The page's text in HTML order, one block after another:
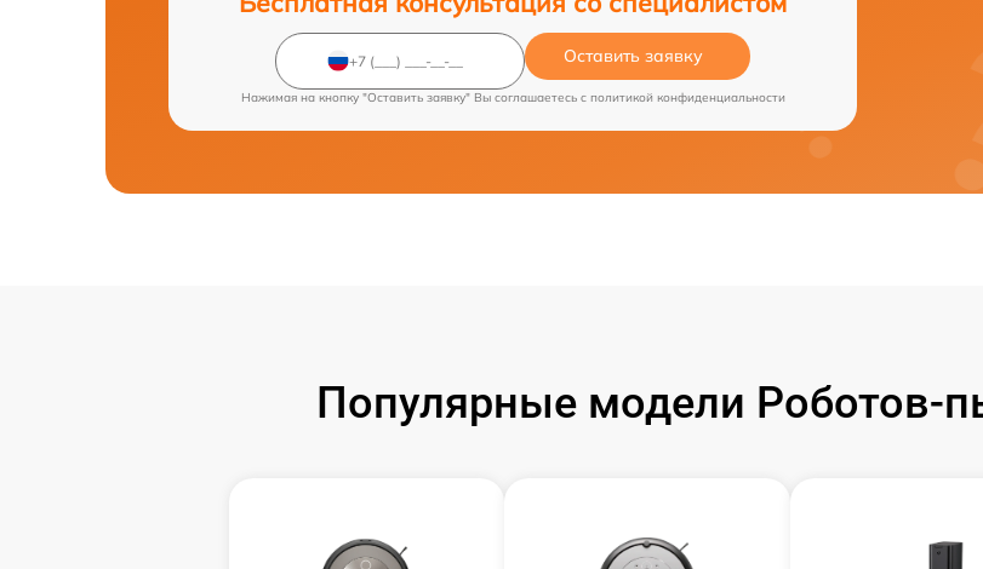
Оставить заявку
Нажимая на кнопку "Оставить заявку" Вы соглашаетесь c политикой конфиденциальности
Популярные модели Роботов-